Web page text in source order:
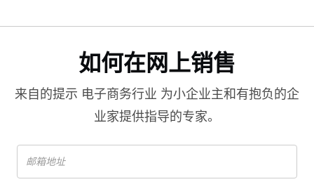
如何在网上销售
来自的提示 电子商务行业 为小企业主和有抱负的企
业家提供指导的专家。